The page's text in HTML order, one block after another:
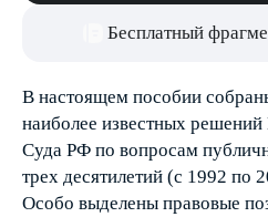
Бесплатный
В настоящем пособии
наиболее известных
Суда РФ по вопросам
трех десятилетий (с 1992 по
Особо выделены правовые